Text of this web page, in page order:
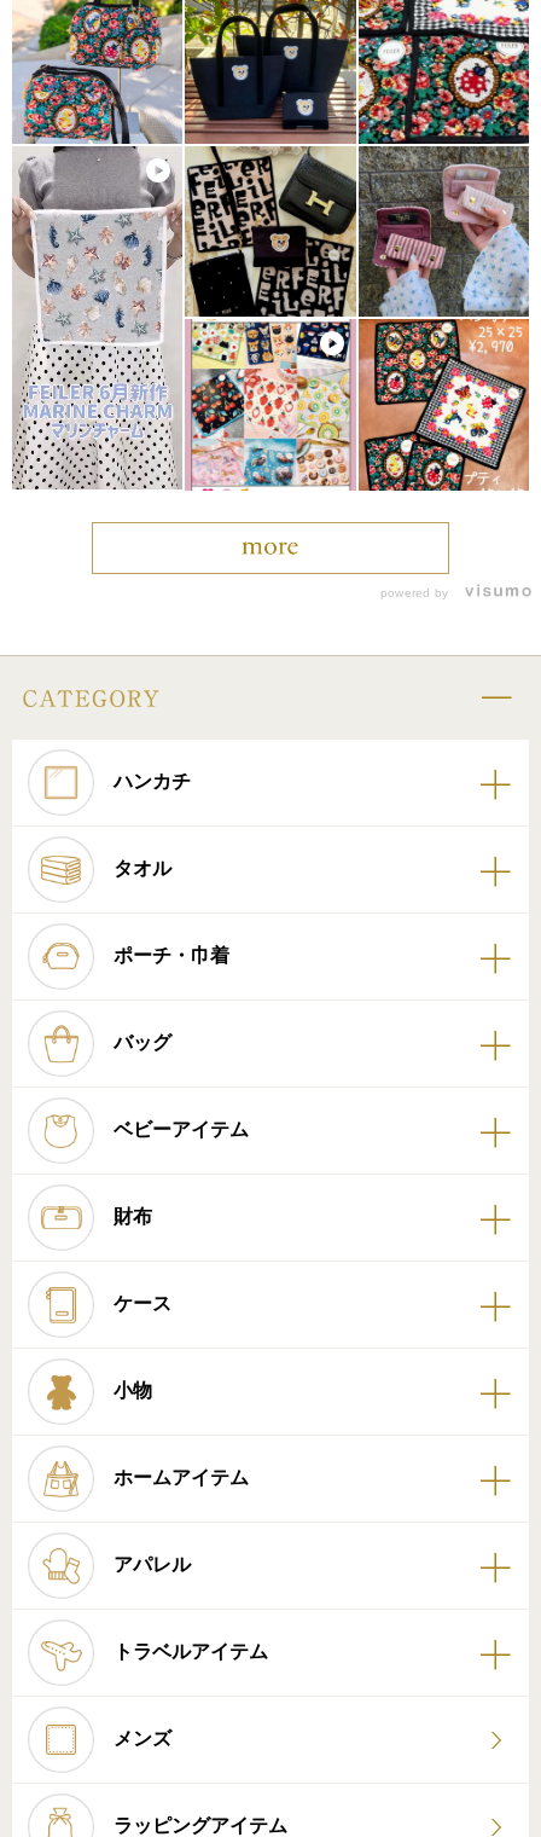
powered by
ハンカチ
タオル
ポーチ・巾着
バッグ
ベビーアイテム
財布
ケース
小物
ホームアイテム
アパレル
トラベルアイテム
メンズ
ラッピングアイテム